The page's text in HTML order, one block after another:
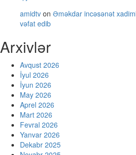
amidtv on Əməkdar incəsənət
vəfat edib
Arxivlər
Avqust 2026
İyul 2026
İyun 2026
May 2026
Aprel 2026
Mart 2026
Fevral 2026
Yanvar 2026
Dekabr 2025